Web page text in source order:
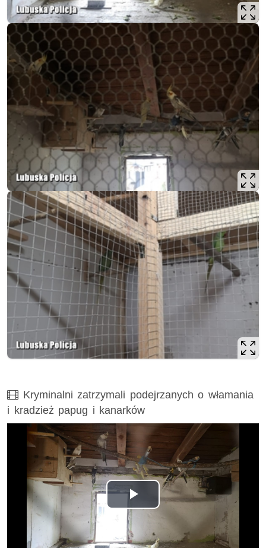
Film
Kryminalni zatrzymali podejrzanych o włamania
i kradzież papug i kanarków
Odtwórz
wideo